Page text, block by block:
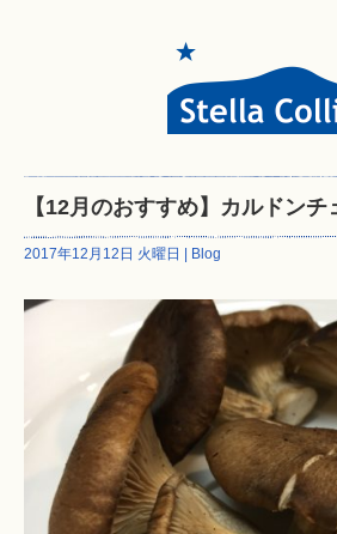
【12月のおすすめ】カルドンチ
2017年12月12日 火曜日 | Blog